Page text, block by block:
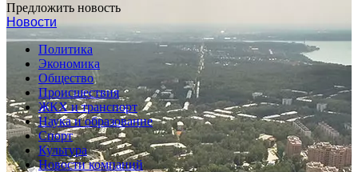
Предложить новость
Новости
Политика
Экономика
Общество
Происшествия
ЖКХ и транспорт
Наука и образование
Спорт
Культура
Новости компаний